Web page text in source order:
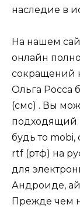
наследие в
На нашем
онлайн
сокращений
Ольга Росса
(смс) . Вы
подходящий
будь то mobi,
rtf (ртф) на
для
Андроиде,
Прежде чем